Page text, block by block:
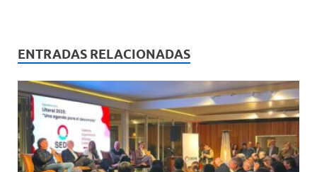
s
A
p
p
b
o
o
k
p
ar
ti
r
ENTRADAS RELACIONADAS